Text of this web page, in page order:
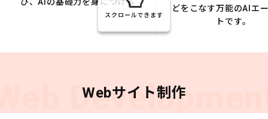
どをこなす万能のAIエ
トです。
スクロールできます
Webサイト制作